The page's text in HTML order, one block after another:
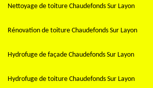
Nettoyage de toiture Chaudefonds Sur Layon
Rénovation de toiture Chaudefonds Sur Layon
Hydrofuge de façade Chaudefonds Sur Layon
Hydrofuge de toiture Chaudefonds Sur Layon